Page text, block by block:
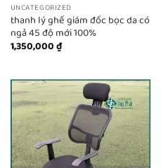
UNCATEGORIZED
thanh lý ghế giám đốc bọc da có
ngả 45 độ mới 100%
1,350,000₫